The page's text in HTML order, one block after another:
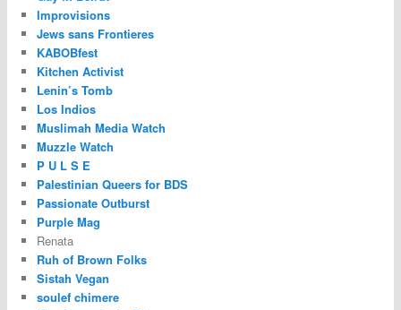
Improvisions
Jews sans Frontieres
KABOBfest
Kitchen Activist
Lenin’s Tomb
Los Indios
Muslimah Media Watch
Muzzle Watch
P U L S E
Palestinian Queers for BDS
Passionate Outburst
Purple Mag
Renata
Ruh of Brown Folks
Sistah Vegan
soulef chimere